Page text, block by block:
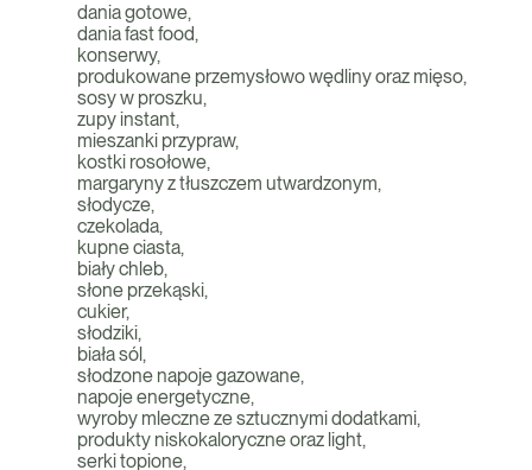
dania gotowe,
dania fast food,
konserwy,
produkowane przemysłowo wędliny oraz mięso,
sosy w proszku,
zupy instant,
mieszanki przypraw,
kostki rosołowe,
margaryny z tłuszczem utwardzonym,
słodycze,
czekolada,
kupne ciasta,
biały chleb,
słone przekąski,
cukier,
słodziki,
biała sól,
słodzone napoje gazowane,
napoje energetyczne,
wyroby mleczne ze sztucznymi dodatkami,
produkty niskokaloryczne oraz light,
serki topione,